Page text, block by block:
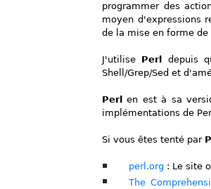
programmer des
moyen d'expressions
de la mise en forme
J'utilise Perl
depuis
Shell/Grep/Sed et
Perl en est à sa
implémentations de
Si vous êtes tenté par
perl.org : Le site
The